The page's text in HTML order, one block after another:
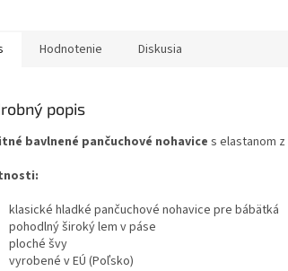
Hodnotenie Diskusia
popis
bavlnené pančuchové nohavices elastanom
klasické hladké pančuchové nohavice pre bábätká
pohodlný široký lem v páse
ploché švy
vyrobené v EÚ (Poľsko)